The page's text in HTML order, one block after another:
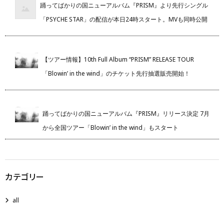
踊ってばかりの国ニューアルバム『PRISM』より先行シングル
「PSYCHE STAR」の配信が本日24時スタート。MVも同時公開
【ツアー情報】10th Full Album “PRISM” RELEASE TOUR
「Blowin’ in the wind」のチケット先行抽選販売開始！
踊ってばかりの国ニューアルバム『PRISM』リリース決定 7月
から全国ツアー「Blowin’ in the wind」もスタート
カテゴリー
all